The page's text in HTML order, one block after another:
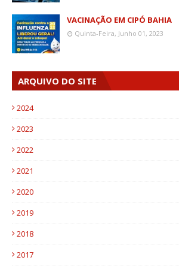
VACINAÇÃO EM CIPÓ BAHIA
Quinta-Feira, Junho 01, 2023
ARQUIVO DO SITE
2024
2023
2022
2021
2020
2019
2018
2017